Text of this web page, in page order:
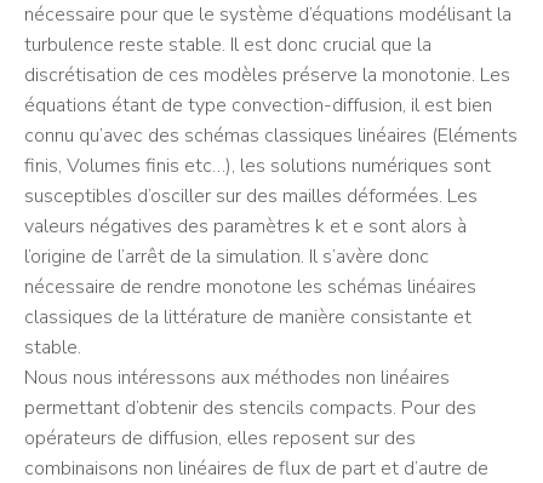
nécessaire pour que le système d’équations modélisant la
turbulence reste stable. Il est donc crucial que la
discrétisation de ces modèles préserve la monotonie. Les
équations étant de type convection-diffusion, il est bien
connu qu’avec des schémas classiques linéaires (Eléments
finis, Volumes finis etc…), les solutions numériques sont
susceptibles d’osciller sur des mailles déformées. Les
valeurs négatives des paramètres k et e sont alors à
l’origine de l’arrêt de la simulation. Il s’avère donc
nécessaire de rendre monotone les schémas linéaires
classiques de la littérature de manière consistante et
stable.
Nous nous intéressons aux méthodes non linéaires
permettant d’obtenir des stencils compacts. Pour des
opérateurs de diffusion, elles reposent sur des
combinaisons non linéaires de flux de part et d’autre de